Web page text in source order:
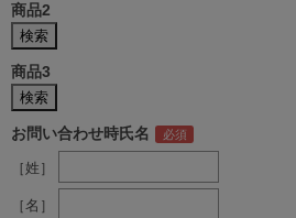
商品2
商品3
お問い合わせ時氏名
［姓］
［名］